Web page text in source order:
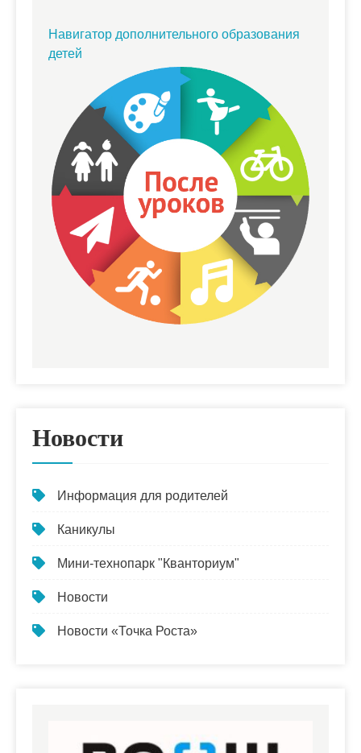
Навигатор дополнительного образования
детей
Новости
Информация для родителей
Каникулы
Мини-технопарк "Кванториум"
Новости
Новости «Точка Роста»